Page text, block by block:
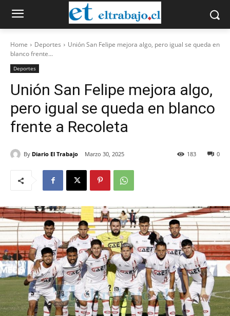
Home Deportes
Unión San Felipe mejora algo, pero igual se queda en
blanco frente...
Deportes
Unión San Felipe mejora algo,
pero igual se queda en blanco
frente a Recoleta
By Diario El Trabajo Marzo 30, 2025 0
183